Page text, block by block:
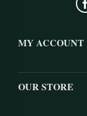
MY ACCOUNT
OUR STORE